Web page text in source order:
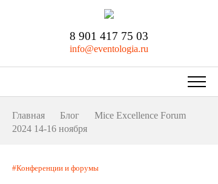
8 901 417 75 03
info@eventologia.ru
Главная Блог
Mice Excellence Forum
2024 14-16 ноября
Конференции и форумы